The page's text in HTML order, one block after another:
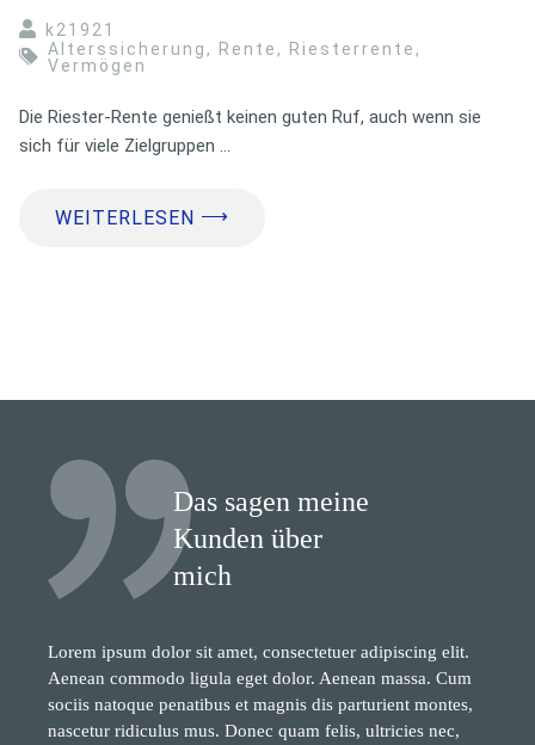
k21921
Alterssicherung , Rente , Riesterrente ,
Vermögen
Die Riester-Rente genießt keinen guten Ruf, auch wenn sie
sich für viele Zielgruppen …
WEITERLESEN ⟶
Das sagen meine
Kunden über
mich
Lorem ipsum dolor sit amet, consectetuer adipiscing elit.
Aenean commodo ligula eget dolor. Aenean massa. Cum
sociis natoque penatibus et magnis dis parturient montes,
nascetur ridiculus mus. Donec quam felis, ultricies nec,